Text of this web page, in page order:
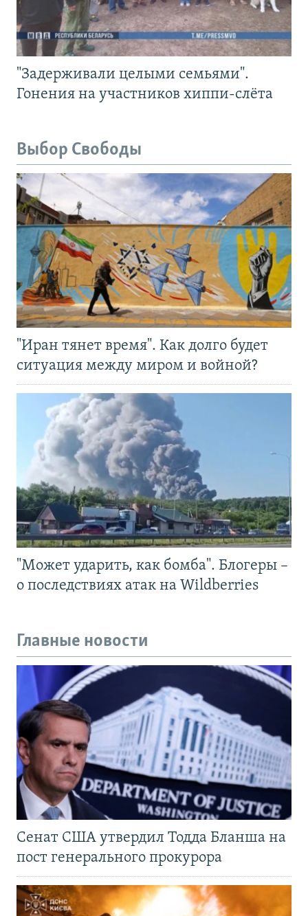
"Задерживали целыми семьями".
Гонения на участников хиппи-слёта
Выбор Свободы
"Иран тянет время". Как долго будет
ситуация между миром и войной?
"Может ударить, как бомба". Блогеры –
о последствиях атак на Wildberries
Главные новости
Сенат США утвердил Тодда Бланша на
пост генерального прокурора